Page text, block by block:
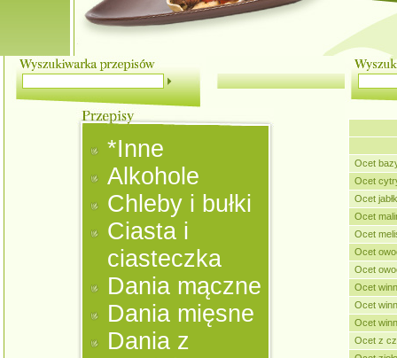
*Inne
Alkohole
Chleby i bułki
Ciasta i
ciasteczka
Dania mączne
Dania mięsne
Dania z
Ocet
Ocet
Ocet
Ocet
Ocet
Ocet
Ocet
Ocet
Ocet
Ocet
Ocet z